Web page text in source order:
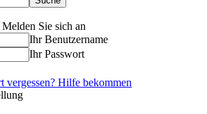
Sie sich an
Ihr Benutzername
Ihr Passwort
vergessen? Hilfe bekommen